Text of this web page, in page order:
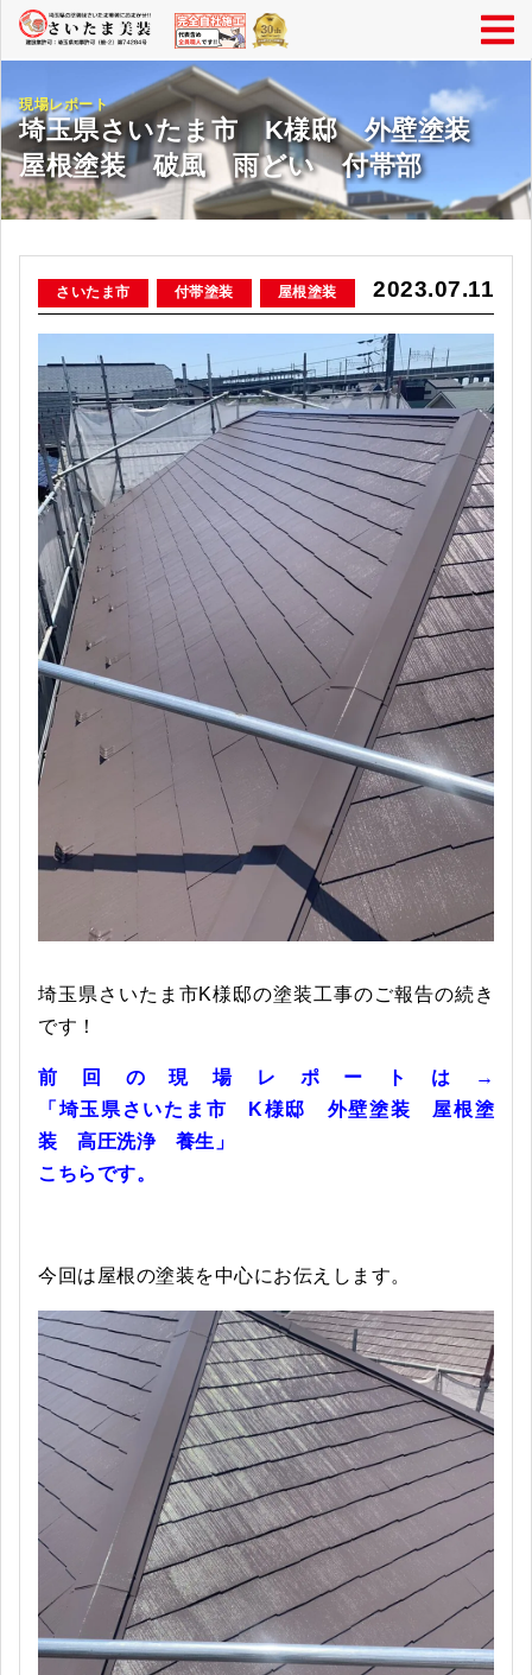
現場レポート
埼玉県さいたま市 K様邸 外壁塗装
屋根塗装 破風 雨どい 付帯部
2023.07.11
さいたま市 付帯塗装 屋根塗装
埼玉県さいたま市K様邸の塗装工事のご報告の続き
です！
前回の現場レポートは→
「埼玉県さいたま市 K様邸 外壁塗装 屋根塗
装 高圧洗浄 養生」
こちらです。
今回は屋根の塗装を中心にお伝えします。